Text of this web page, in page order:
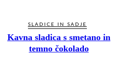
SLADICE IN SADJE
Kavna sladica s smetano in
temno čokolado